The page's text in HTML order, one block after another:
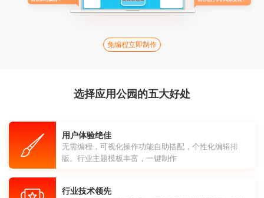
免编程立即制作
选择应用公园的五大好处
用户体验绝佳
无需编程，可视化操作功能自助搭配，个性化编辑排
版。行业主题模板丰富，一键制作
行业技术领先